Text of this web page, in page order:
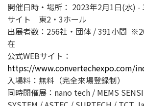
開催日時・場所： 2023年2月1日(水)
サイト 東2・3ホール
出展者数：256社・団体 / 391小間
在
公式WEBサイト：
https://www.convertechexpo.com/
入場料：無料（完全来場登録制）
同時開催展：nano tech / MEMS